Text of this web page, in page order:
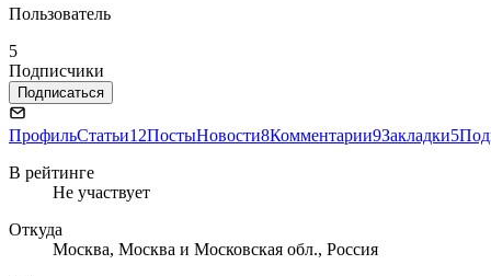
Пользователь
5
Подписчики
Подписаться
ПрофильСтатьи12ПостыНовости8Комментарии9Закладки5
В рейтинге
Не участвует
Откуда
Москва, Москва и Московская обл., Россия